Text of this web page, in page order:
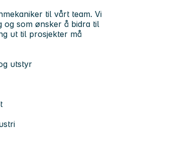
til vårt team. Vi
og som ønsker å bidra til
ut til prosjekter må
utstyr